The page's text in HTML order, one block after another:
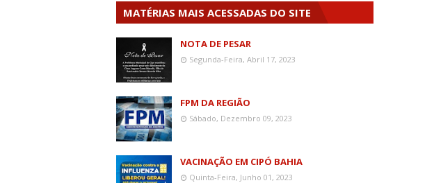
MATÉRIAS MAIS ACESSADAS DO SITE
NOTA DE PESAR
Segunda-Feira, Abril 17, 2023
FPM DA REGIÃO
Sábado, Dezembro 09, 2023
VACINAÇÃO EM CIPÓ BAHIA
Quinta-Feira, Junho 01, 2023